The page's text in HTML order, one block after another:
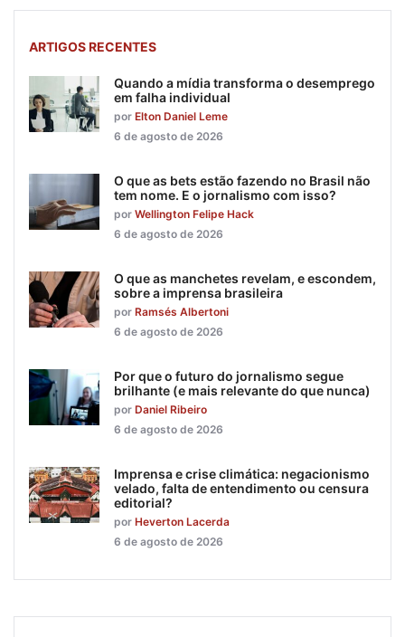
ARTIGOS RECENTES
Quando a mídia transforma o desemprego
em falha individual
por Elton Daniel Leme
6 de agosto de 2026
O que as bets estão fazendo no Brasil não
tem nome. E o jornalismo com isso?
por Wellington Felipe Hack
6 de agosto de 2026
O que as manchetes revelam, e escondem,
sobre a imprensa brasileira
por Ramsés Albertoni
6 de agosto de 2026
Por que o futuro do jornalismo segue
brilhante (e mais relevante do que nunca)
por Daniel Ribeiro
6 de agosto de 2026
Imprensa e crise climática: negacionismo
velado, falta de entendimento ou censura
editorial?
por Heverton Lacerda
6 de agosto de 2026